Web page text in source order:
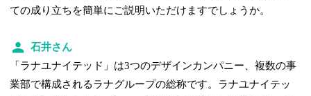
ての成り立ちを簡単にご説明いただけますでしょうか。
石井さん
「ラナユナイテッド」は3つのデザインカンパニー、複数の事
業部で構成されるラナグループの総称です。ラナユナイテッ